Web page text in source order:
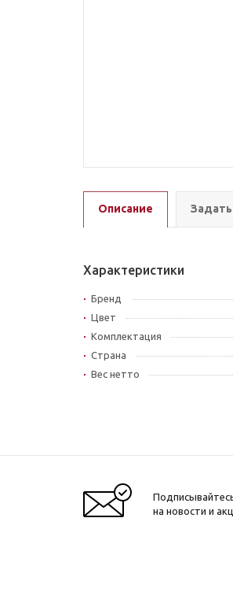
Описание
Характеристики
Бренд
Цвет
Комплектация
Страна
Вес нетто
на новости и